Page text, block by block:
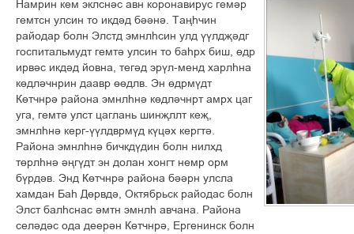
Намрин кем эклсніс авн коронавирус гемір
гемтсн улсин то икдід бііні. Тањєчин
райодар болн Элстд эмнлєсин улд ўўлдљідг
госпитальмудт гемті улсин то баєрх биш, ґдр
ирвіс икдід йовна, тегід эрўл-менд харлєна
кґдлічнрин даавр ґґдлв. Эн ґдрмўдт
Кґтчнрі района эмнлєні кґдлічнрт амрх цаг
уга, гемті улст цаглань шинљллт кељ,
эмнлєні керг-ўўлдврмўд кўціх кергті.
Района эмнлєні бичкдўдин болн нилхд
тґрлєні іњгўдт эн долан хонгт немр орм
бўрдів. Энд Кґтчнрі района біірн улсла
хамдан Бає Дґрвді, Октябрьск райодас болн
Элст балєснас імтн эмнлє авчана. Района
селідіс ода деерін Кґтчнрі, Ергенинск болн